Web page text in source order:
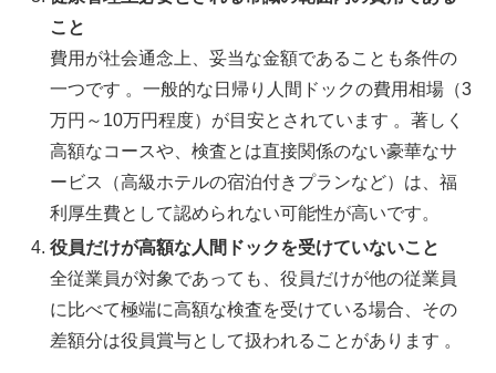
こと
費用が社会通念上、妥当な金額であることも条件の
一つです 。一般的な日帰り人間ドックの費用相場（3
万円～10万円程度）が目安とされています 。著しく
高額なコースや、検査とは直接関係のない豪華なサ
ービス（高級ホテルの宿泊付きプランなど）は、福
利厚生費として認められない可能性が高いです。
役員だけが高額な人間ドックを受けていないこと
全従業員が対象であっても、役員だけが他の従業員
に比べて極端に高額な検査を受けている場合、その
差額分は役員賞与として扱われることがあります 。